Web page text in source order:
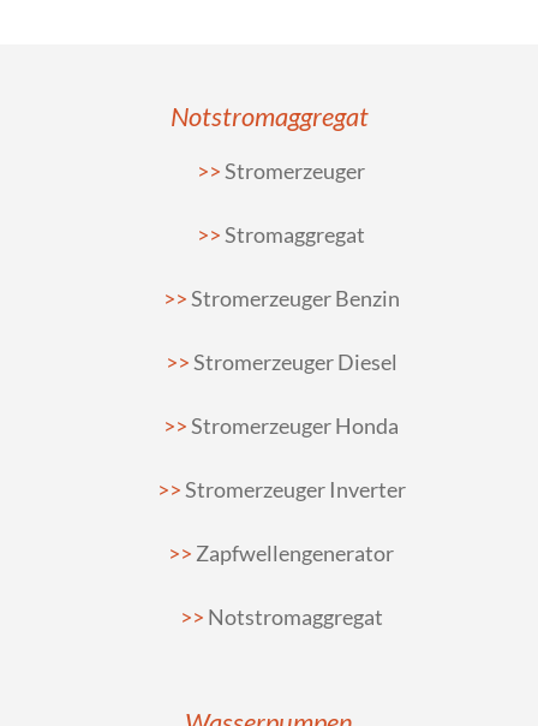
Notstromaggregat
Stromerzeuger
Stromaggregat
Stromerzeuger Benzin
Stromerzeuger Diesel
Stromerzeuger Honda
Stromerzeuger Inverter
Zapfwellengenerator
Notstromaggregat